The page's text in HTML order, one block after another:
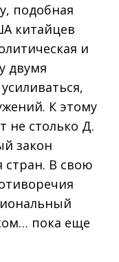
подобная
китайцев
и
двумя
К этому
не столько Д.
закон
стран. В свою
пока еще